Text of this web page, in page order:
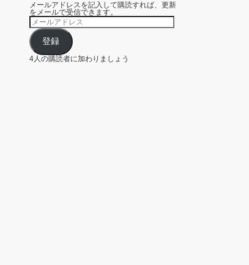
メールアドレスを記入して購読すれば、更新
をメールで受信できます。
メ
ー
ル
ア
ド
レ
ス
登録
4人の購読者に加わりましょう